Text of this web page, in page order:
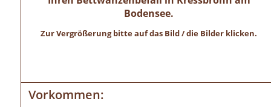
Bodensee.
Zur Vergrößerung bitte auf das Bild / die Bilder klicken.
Vorkommen: